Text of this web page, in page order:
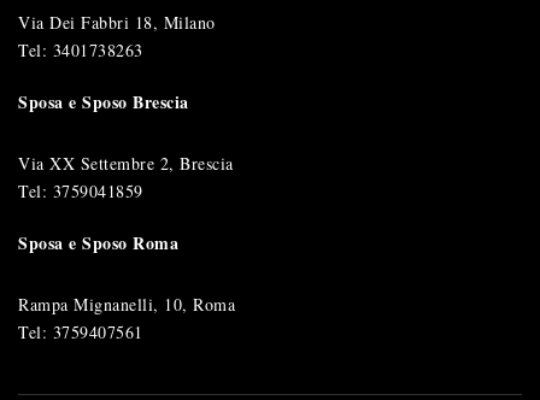
Via Dei Fabbri 18, Milano
Tel: 3401738263
Sposa e Sposo Brescia
Via XX Settembre 2, Brescia
Tel: 3759041859
Sposa e Sposo Roma
Rampa Mignanelli, 10, Roma
Tel: 3759407561